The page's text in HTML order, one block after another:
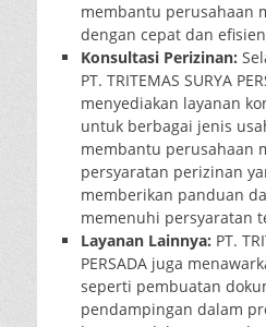
membantu perusahaan
dengan cepat dan
Konsultasi Perizinan:
PT. TRITEMAS SURYA
menyediakan layanan
untuk berbagai jenis
membantu perusahaan
persyaratan perizinan
memberikan panduan
memenuhi persyaratan
Layanan Lainnya: PT.
PERSADA juga
seperti pembuatan
pendampingan dalam